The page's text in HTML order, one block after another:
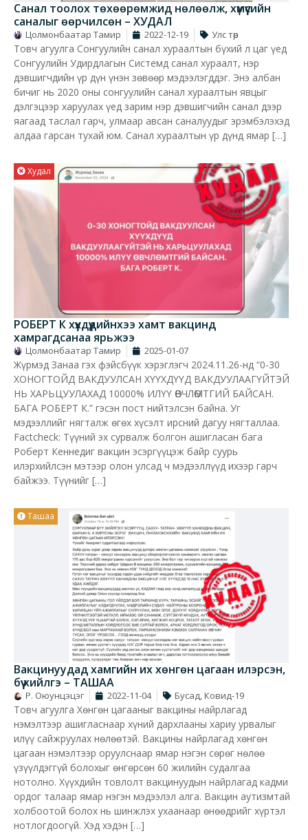
Санал тоолох төхөөрөмжид нөлөөлж, хүмүүсийн
саналыг өөрчилсөн – ХУДАЛ
Цолмонбаатар Тамир 2022-12-19 Улс төр
Товч агуулга Сонгуулийн санал хураалтын бүхий л цаг үед
Сонгуулийн Удирдлагын Системд санал хураалт, нэр
дэвшигчдийн үр дүн үнэн зөвөөр мэдээлэгддэг. Энэ албан
бичиг нь 2020 оны сонгуулийн санал хураалтын явцыг
дэлгэцээр харуулах үед зарим нэр дэвшигчийн санал дээр
яагаад таслал гарч, улмаар авсан саналуудыг эрэмбэлэхэд
алдаа гарсан тухай юм. Санал хураалтын үр дүнд ямар […]
Худал
РОБЕРТ К хүүхдүүдийнхээ хамт вакцинд
хамрагдсанаа ярьжээ
Цолмонбаатар Тамир 2025-01-07
Жүрмэд Занаа гэх фэйсбүүк хэрэглэгч 2024.11.26-нд “0-30
ХОНОГТОЙД ВАКДУУЛСАН ХҮҮХДҮҮД ВАКДУУЛААГҮЙТЭЙ
НЬ ХАРЬЦУУЛАХАД 10000% ИЛҮҮ ӨВЧЛӨМТГИЙ БАЙСАН.
БАГА РОБЕРТ К.” гэсэн пост нийтэлсэн байна. Уг
мэдээллийг нягталж өгөх хүсэлт ирсний дагуу нягталлаа.
Factcheck: Түүний эх сурвалж болгон ашигласан бага
Роберт Кеннедиг вакцин эсэргүүцэж байр суурь
илэрхийлсэн мэтээр олон улсад ч мэдээллүүд ихээр гарч
байжээ. Түүнийг […]
Ташаа
Вакцинуудад хамгийн их хөнгөн цагаан илэрсэн,
бүү хийлгэ – ТАШАА
Р. Оюунцэцэг 2022-11-04 Бусад,Ковид-19
Товч агуулга Хөнгөн цагааныг вакцины найрлагад
нэмэлтээр ашигласнаар хүний дархлааны хариу урвалыг
илүү сайжруулах нөлөөтэй. Вакцины найрлагад хөнгөн
цагаан нэмэлтээр оруулснаар ямар нэгэн сөрөг нөлөө
үзүүлдэггүй болохыг өнгөрсөн 60 жилийн судалгаа
нотолно. Хүүхдийн товлолт вакцинуудын найрлагад кадми
ордог талаар ямар нэгэн мэдээлэл алга. Вакцин аутизмтай
холбоотой болох нь шинжлэх ухаанаар өнөөдрийг хүртэл
нотлогдоогүй. Хэд хэдэн […]